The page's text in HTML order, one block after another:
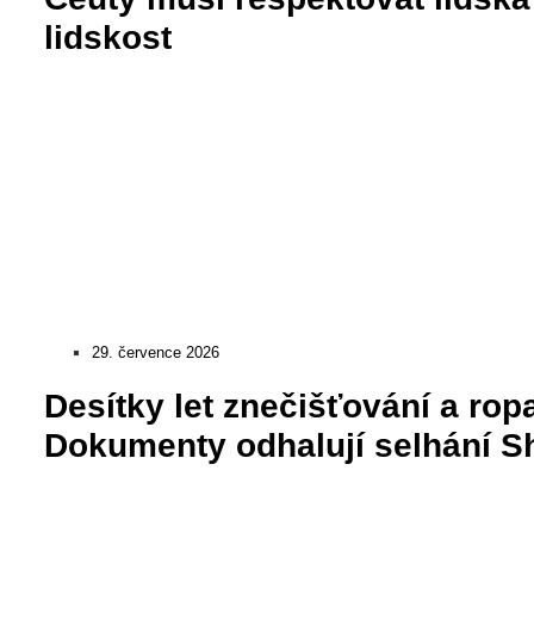
lidskost
29. července 2026
Desítky let znečišťování a
Dokumenty odhalují selhání